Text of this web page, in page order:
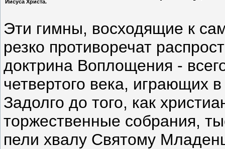
Иисуса Христа.
Эти гимны, восходящие к
резко противоречат
доктрина Воплощения -
четвертого века, играющих
Задолго до того, как
торжественные собрания,
пели хвалу Святому